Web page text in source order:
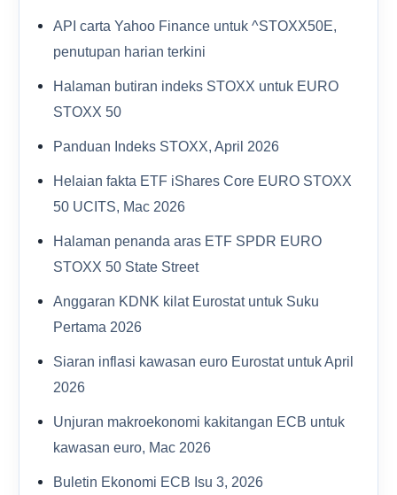
API carta Yahoo Finance untuk ^STOXX50E,
penutupan harian terkini
Halaman butiran indeks STOXX untuk EURO
STOXX 50
Panduan Indeks STOXX, April 2026
Helaian fakta ETF iShares Core EURO STOXX
50 UCITS, Mac 2026
Halaman penanda aras ETF SPDR EURO
STOXX 50 State Street
Anggaran KDNK kilat Eurostat untuk Suku
Pertama 2026
Siaran inflasi kawasan euro Eurostat untuk April
2026
Unjuran makroekonomi kakitangan ECB untuk
kawasan euro, Mac 2026
Buletin Ekonomi ECB Isu 3, 2026